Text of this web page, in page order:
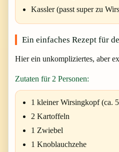
Kassler (passt super zu
Ein einfaches Rezept für
Hier ein unkompliziertes, aber
Zutaten für 2 Personen:
1 kleiner Wirsingkopf (ca.
2 Kartoffeln
1 Zwiebel
1 Knoblauchzehe